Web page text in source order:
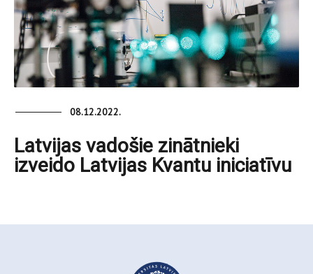
08.12.2022.
Latvijas vadošie zinātnieki
izveido Latvijas Kvantu iniciatīvu